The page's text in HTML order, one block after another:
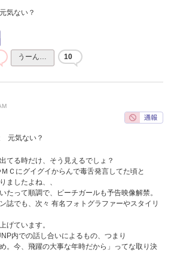
気ない？
うーん… 10
元気ない？
てる時だけ、そう見えるでしょ？
Ｃにグイグイからんで毒舌発言してた頃と
ましたよね、、
たって順調で、ピーチガールも予告映像解禁。
誌でも、次々 有名フォトグラファーやスタイリ
げています。
内での話し合いによるもの、つまり
。今、飛躍の大事な年時だから」ってな取り決